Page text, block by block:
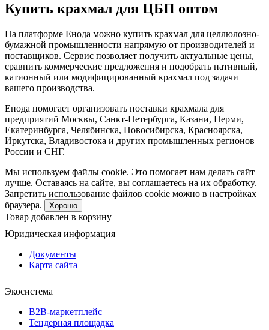
Купить крахмал для ЦБП оптом
На платформе Енода можно купить крахмал для целлюлозно-
бумажной промышленности напрямую от производителей и
поставщиков. Сервис позволяет получить актуальные цены,
сравнить коммерческие предложения и подобрать нативный,
катионный или модифицированный крахмал под задачи
вашего производства.
Енода помогает организовать поставки крахмала для
предприятий Москвы, Санкт-Петербурга, Казани, Перми,
Екатеринбурга, Челябинска, Новосибирска, Красноярска,
Иркутска, Владивостока и других промышленных регионов
России и СНГ.
Мы используем файлы cookie. Это помогает нам делать сайт
лучше. Оставаясь на сайте, вы соглашаетесь на их обработку.
Запретить использование файлов cookie можно в настройках
браузера.
Хорошо
Товар добавлен в корзину
Юридическая информация
Документы
Карта сайта
Экосистема
B2B‑маркетплейс
Тендерная площадка